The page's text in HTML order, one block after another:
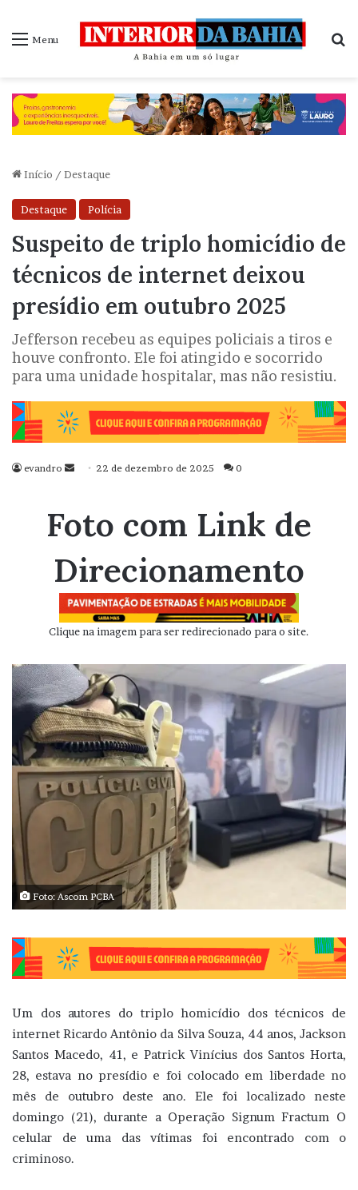
Menu
Início / Destaque
Destaque Polícia
Suspeito de triplo homicídio de
técnicos de internet deixou
presídio em outubro 2025
Jefferson recebeu as equipes policiais a tiros e
houve confronto. Ele foi atingido e socorrido
para uma unidade hospitalar, mas não resistiu.
evandro
Mande
mail
22 de dezembro de 2025 0
Foto com Link de
Direcionamento
Clique na imagem para ser redirecionado para o site.
Foto: Ascom PCBA
Um dos autores do triplo homicídio dos técnicos de
internet Ricardo Antônio da Silva Souza, 44 anos, Jackson
Santos Macedo, 41, e Patrick Vinícius dos Santos Horta,
28, estava no presídio e foi colocado em liberdade no
mês de outubro deste ano. Ele foi localizado neste
domingo (21), durante a Operação Signum Fractum O
celular de uma das vítimas foi encontrado com o
criminoso.